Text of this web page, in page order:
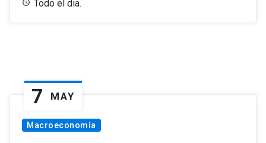
Todo el dia.
7 MAY
Macroeconomía